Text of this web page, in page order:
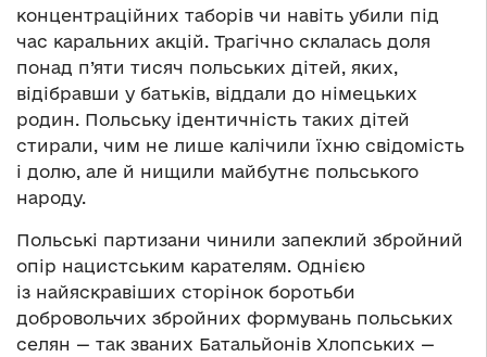
концентраційних таборів чи навіть убили під
час каральних акцій. Трагічно склалась доля
понад п’яти тисяч польських дітей, яких,
відібравши у батьків, віддали до німецьких
родин. Польську ідентичність таких дітей
стирали, чим не лише калічили їхню свідомість
і долю, але й нищили майбутнє польського
народу.
Польські партизани чинили запеклий збройний
опір нацистським карателям. Однією
із найяскравіших сторінок боротьби
добровольчих збройних формувань польських
селян — так званих Батальйонів Хлопських —